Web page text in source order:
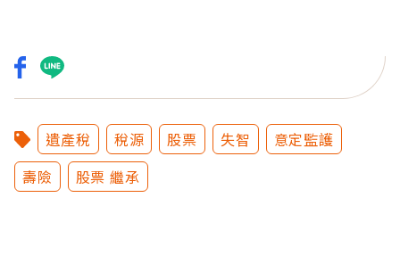
遺產稅 稅源 股票 失智
意定監護
壽險
股票 繼承